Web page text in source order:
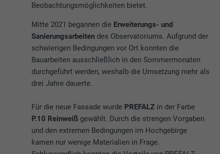
Beobachtungsmöglichkeiten bietet.
Mitte 2021 begannen die Erweiterungs- und
Sanierungsarbeiten des Observatoriums. Aufgrund der
schwierigen Bedingungen vor Ort konnten die
Bauarbeiten ausschließlich in den Sommermonaten
durchgeführt werden, weshalb die Umsetzung mehr als
drei Jahre dauerte.
Für die neue Fassade wurde PREFALZ in der Farbe
P.10 Reinweiß gewählt. Durch die strengen Vorgaben
und den extremen Bedingungen im Hochgebirge
kamen nur wenige Materialien in Frage.